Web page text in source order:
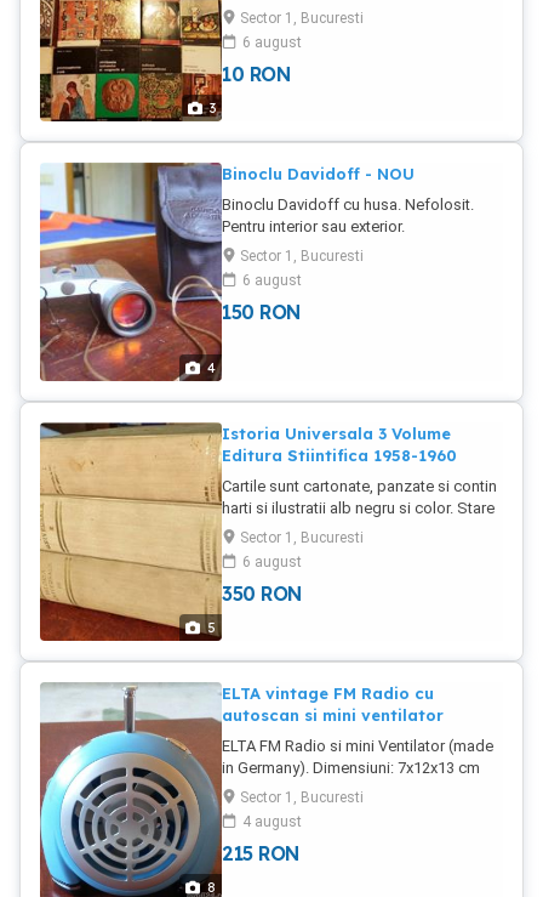
3
Malraux Capul de obsidian; Ed.
Meridiane (1977) 36. Henri Perruchot
Viata lui Cezanne ; Ed. Meridiane (1969)
37. Henri Perruchot Viata lui Toulouse
Meridiane (1988) 40. Dmitri Lihaciov
Prerenasterea rusa ; Ed. Meridiane
(1975) 41. Richard Brilliant Arta romana
de la Republica la Constantin;Ed.
Meridiane(1979) 43. Jean Marie Casal
Civilizatia Indusului si enigmele ei; Ed.
Meridiane (1978) 45. Jean Cassou
Panorama artelor plastic
contemporane;Ed. Meridiane(1971) 46.
Ed. Meridiane (1980) 48. Constantin
Daniel Civilizatia Feniciana; ( 1979 ) ed.
Sport- turism 49.Viorica Guy Marica
50.Adriana Botez- Crainic Arta formei;
Ed. Orator (1993)
Sector 1, Bucuresti
6 august
10 RON
4
Binoclu Davidoff - NOU
Binoclu Davidoff cu husa. Nefolosit.
Pentru interior sau exterior.
Sector 1, Bucuresti
6 august
150 RON
5
Istoria Universala 3 Volume
Editura Stiintifica 1958-1960
Cartile sunt cartonate, panzate si contin
harti si ilustratii alb negru si color. Stare
foarte buna. Se vand numai impreuna.
Editura Stiintifica 1958-1960.
Sector 1, Bucuresti
6 august
350 RON
8
ELTA vintage FM Radio cu
autoscan si mini ventilator
ELTA FM Radio si mini Ventilator (made
in Germany). Dimensiuni: 7x12x13 cm
Greutate 200 g 4xAA baterii (Duracel -
incluse in pret) Mufa pentru conectare la
curent continuu 6V Produsul este nou,
nefolosit.
Sector 1, Bucuresti
4 august
215 RON